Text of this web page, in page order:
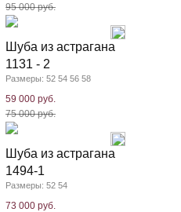
95 000 руб.
Шуба из астрагана
1131 - 2
Размеры: 52 54 56 58
59 000 руб.
75 000 руб.
Шуба из астрагана
1494-1
Размеры: 52 54
73 000 руб.